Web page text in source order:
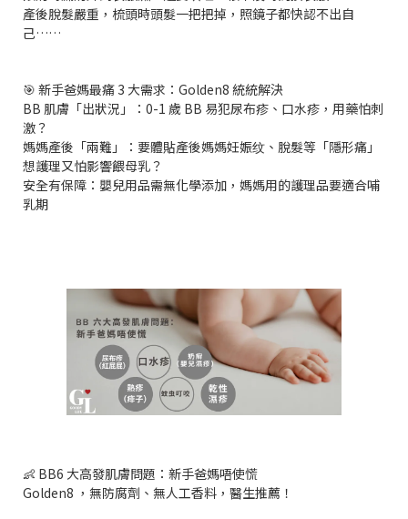
產後脫髮嚴重，梳頭時頭髮一把把掉，照鏡子都快認不出自
己……
🎯 新手爸媽最痛 3 大需求：Golden8 統統解決
BB 肌膚「出狀況」：0-1 歲 BB 易犯尿布疹、口水疹，用藥怕刺
激？
媽媽產後「兩難」：要體貼產後媽媽妊娠纹、脫髮等「隱形痛」​
想護理又怕影響餵母乳？
安全有保障：嬰兒用品需無化學添加，媽媽用的護理品要適合哺
乳期
👶 BB6 大高發肌膚問題：新手爸媽唔使慌
Golden8 ，無防腐劑、無人工香料，醫生推薦！